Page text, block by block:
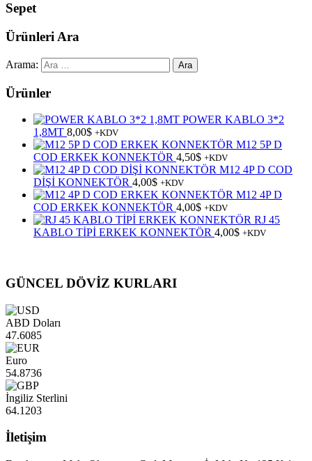
Sepet
Ürünleri Ara
Arama:
Ürünler
POWER KABLO 3*2
1,8MT 8,00$ +KDV
M12 5P D
COD ERKEK KONNEKTÖR 4,50$ +KDV
M12 4P D COD
DİŞİ KONNEKTÖR 4,00$ +KDV
M12 4P D
COD ERKEK KONNEKTÖR 4,00$ +KDV
RJ 45
KABLO TİPİ ERKEK KONNEKTÖR 4,00$ +KDV
GÜNCEL DÖVİZ KURLARI
ABD Doları
47.6085
Euro
54.8736
İngiliz Sterlini
64.1203
İletişim